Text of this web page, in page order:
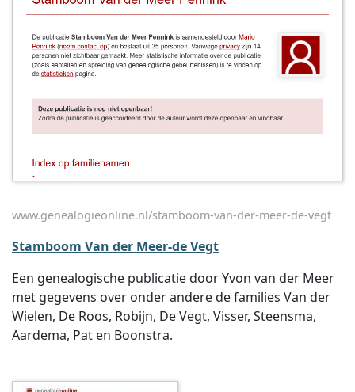
www.genealogieonline.nl/stamboom-van-der-meer-de-vegt
Stamboom Van der Meer-de Vegt
Een genealogische publicatie door Yvon van der Meer
met gegevens over onder andere de families Van der
Wielen, De Roos, Robijn, De Vegt, Visser, Steensma,
Aardema, Pat en Boonstra.